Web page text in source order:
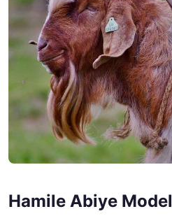
Hamile Abiye